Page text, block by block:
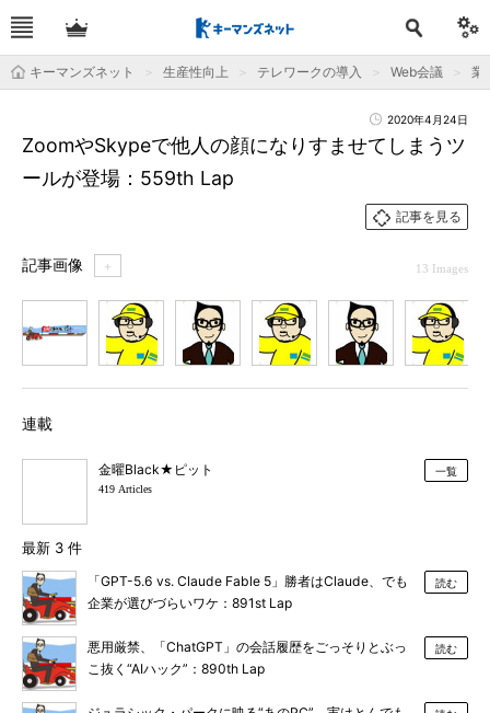
キーマンズネット 生産性向上 テレワークの導入 Web会議 業
2020年4月24日
ZoomやSkypeで他人の顔になりすませてしまうツ
ールが登場：559th Lap
記事を見る
記事画像 ＋ 13 Images
連載
金曜Black★ピット
419 Articles
一覧
最新 3 件
「GPT-5.6 vs. Claude Fable 5」勝者はClaude、でも
企業が選びづらいワケ：891st Lap
読む
悪用厳禁、「ChatGPT」の会話履歴をごっそりとぶっ
こ抜く“AIハック”：890th Lap
読む